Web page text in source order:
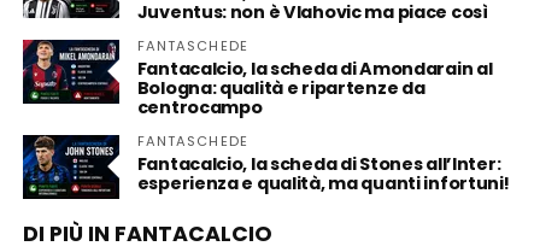
Juventus: non è Vlahovic ma piace così
FANTASCHEDE
Fantacalcio, la scheda di Amondarain al
Bologna: qualità e ripartenze da
centrocampo
FANTASCHEDE
Fantacalcio, la scheda di Stones all’Inter:
esperienza e qualità, ma quanti infortuni!
DI PIÙ IN FANTACALCIO